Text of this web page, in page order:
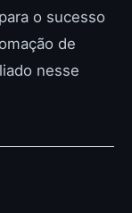
o sucesso
de
nesse